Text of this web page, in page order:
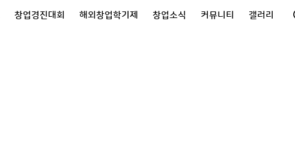
창업경진대회 해외창업학기제 창업소식 커뮤니티 갤러리